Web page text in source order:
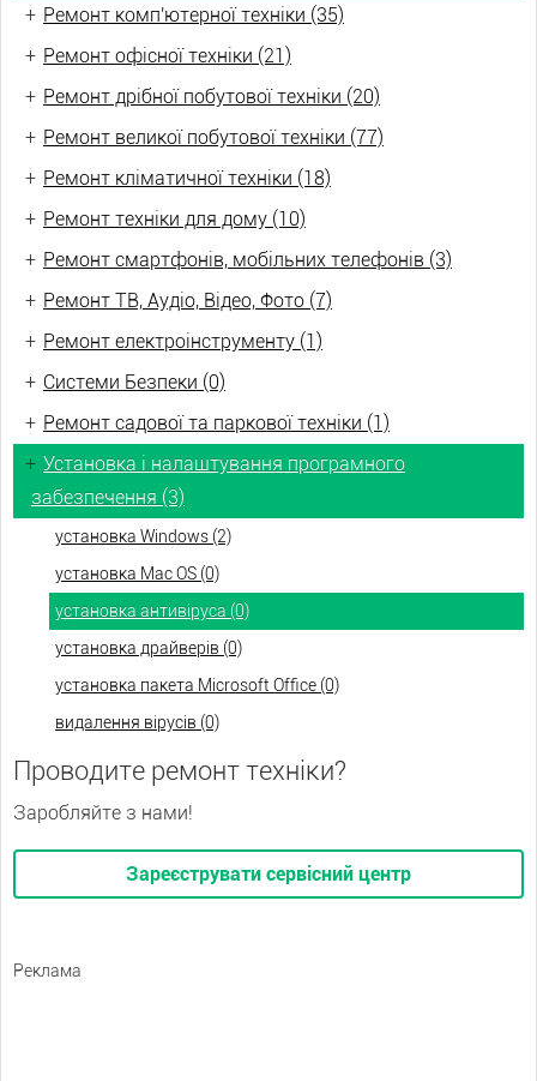
+ Ремонт комп'ютерної техніки (35)
+ Ремонт офісної техніки (21)
+ Ремонт дрібної побутової техніки (20)
+ Ремонт великої побутової техніки (77)
+ Ремонт кліматичної техніки (18)
+ Ремонт техніки для дому (10)
+ Ремонт смартфонів, мобільних телефонів (3)
+ Ремонт ТВ, Аудіо, Відео, Фото (7)
+ Ремонт електроінструменту (1)
+ Системи Безпеки (0)
+ Ремонт садової та паркової техніки (1)
+ Установка і налаштування програмного
забезпечення (3)
установка Windows (2)
установка Mac OS (0)
установка антивіруса (0)
установка драйверів (0)
установка пакета Microsoft Office (0)
видалення вірусів (0)
Проводите ремонт техніки?
Заробляйте з нами!
Зареєструвати сервісний центр
Реклама